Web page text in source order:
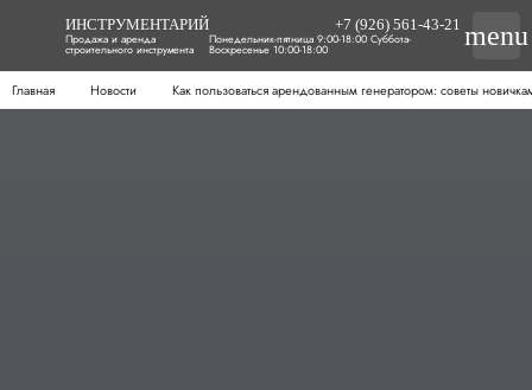
Главная Новости Как пользоваться арендованным генератором: советы
ИНСТРУМЕНТАРИЙ
Продажа и аренда
строительного инструмента
+7 (926) 561-43-21
Понедельник-пятница 9:00-18:00 Суббота-
Воскресенье 10:00-18:00 menu